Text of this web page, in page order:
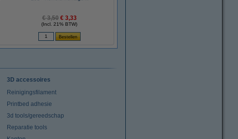
€ 3,50 € 3,33
(Incl. 21% BTW)
3D accessoires
Reinigingsfilament
Printbed adhesie
3d tools/gereedschap
Reparatie tools